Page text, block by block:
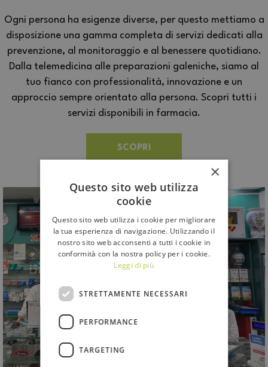
Ogni persona ha esigenze diverse, per questo mettiamo a
disposizione una gamma completa di servizi dedicati alla
prevenzione, al monitoraggio e al benessere quotidiano.
Dalla telemedicina alle preparazioni galeniche, siamo al
tuo fianco con professionalità, innovazione e un
approccio sempre orientato alla persona. Scopri tutti i
servizi disponibili in farmacia.
SCOPRI
×
Questo sito web utilizza
cookie
Questo sito web utilizza i cookie per migliorare
la tua esperienza di navigazione. Utilizzando il
nostro sito web acconsenti a tutti i cookie in
conformità con la nostra policy per i cookie.
Leggi di più
STRETTAMENTE NECESSARI
PERFORMANCE
TARGETING